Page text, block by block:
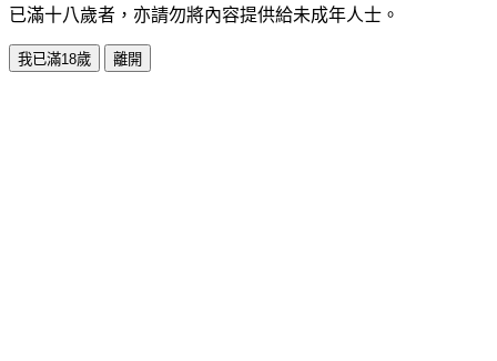
已滿十八歲者，亦請勿將內容提供給未成年人士。
我已滿18歲 離開